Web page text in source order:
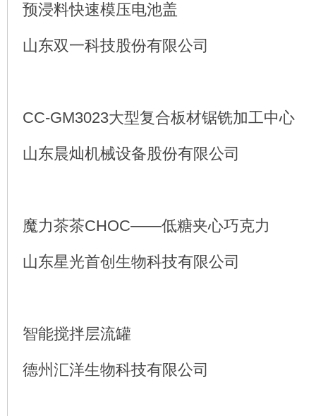
预浸料快速模压电池盖
山东双一科技股份有限公司
CC-GM3023大型复合板材锯铣加工中心
山东晨灿机械设备股份有限公司
魔力茶茶CHOC——低糖夹心巧克力
山东星光首创生物科技有限公司
智能搅拌层流罐
德州汇洋生物科技有限公司